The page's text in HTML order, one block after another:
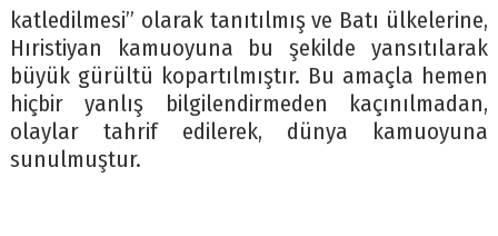
katledilmesi” olarak tanıtılmış ve Batı ülkelerine,
Hıristiyan kamuoyuna bu şekilde yansıtılarak
büyük gürültü kopartılmıştır. Bu amaçla hemen
hiçbir yanlış bilgilendirmeden kaçınılmadan,
olaylar tahrif edilerek, dünya kamuoyuna
sunulmuştur.